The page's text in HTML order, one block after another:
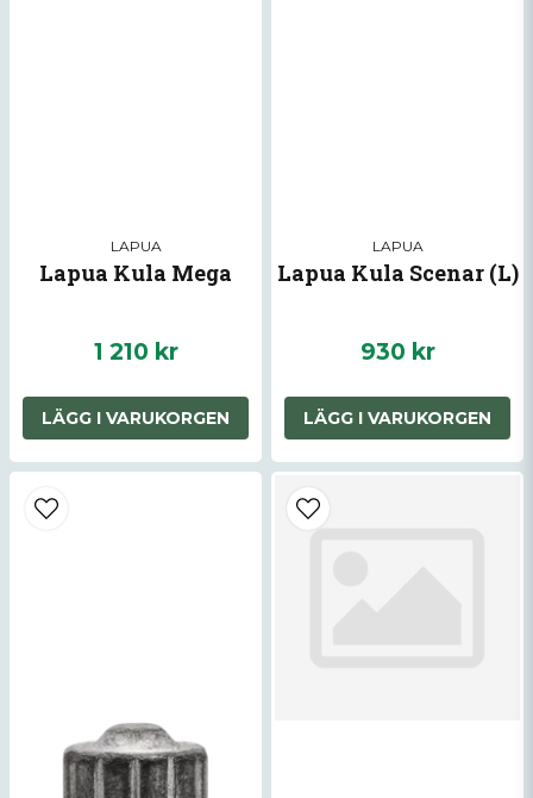
LAPUA
Lapua Kula Mega
1 210 kr
LÄGG I VARUKORGEN
LAPUA
Lapua Kula Scenar (L)
930 kr
LÄGG I VARUKORGEN